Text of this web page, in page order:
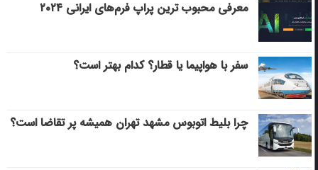
معرفی محبوب ترین پراپ فرم‌های ایرانی ۲۰۲۴
سفر با هواپیما یا قطار؟ کدام بهتر است؟
چرا بلیط اتوبوس مشهد تهران همیشه پر تقاضا است؟